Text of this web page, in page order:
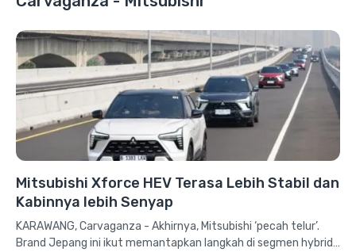
Mitsubishi Xforce HEV Terasa Lebih Stabil dan
Kabinnya lebih Senyap
KARAWANG, Carvaganza - Akhirnya, Mitsubishi ‘pecah telur’.
Brand Jepang ini ikut memantapkan langkah di segmen hybrid